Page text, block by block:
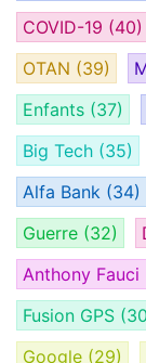
COVID-19 (40)
OTAN (39)
Enfants (37)
Big Tech (35)
Alfa Bank (34)
Guerre (32)
Anthony Fauci
Fusion GPS
Google (29)